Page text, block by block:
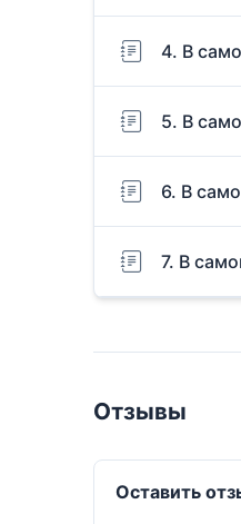
4. В
5. В
6. В
7. В
Отзывы
Оставить